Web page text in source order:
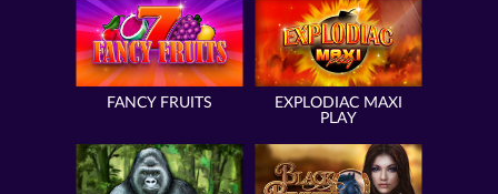
FANCY FRUITS
EXPLODIAC MAXI
PLAY